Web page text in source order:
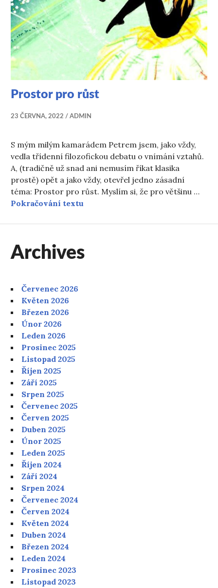
Prostor pro růst
23 ČERVNA, 2022 ADMIN
S mým milým kamarádem Petrem jsem, jako vždy,
vedla třídenní filozofickou debatu o vnímání vztahů.
A, (tradičně už snad ani nemusím říkat klasika
prostě) opět a jako vždy, otevřel jedno zásadní
téma: Prostor pro růst. Myslím si, že pro většinu …
Pokračování textu
Archives
Červenec 2026
Květen 2026
Březen 2026
Únor 2026
Leden 2026
Prosinec 2025
Listopad 2025
Říjen 2025
Září 2025
Srpen 2025
Červenec 2025
Červen 2025
Duben 2025
Únor 2025
Leden 2025
Říjen 2024
Září 2024
Srpen 2024
Červenec 2024
Červen 2024
Květen 2024
Duben 2024
Březen 2024
Leden 2024
Prosinec 2023
Listopad 2023